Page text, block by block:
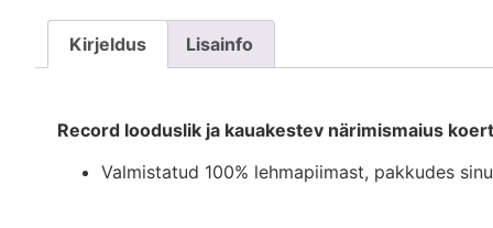
Kirjeldus Lisainfo
Record looduslik ja kauakestev närimismaius
Valmistatud 100% lehmapiimast, pakkudes